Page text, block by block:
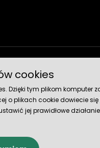
Metody dostawy
cookies
Dzięki tym plikom komputer
o plikach cookie dowiecie się
jej prawidłowe